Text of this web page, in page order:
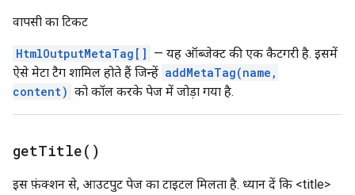
वापसी का टिकट
HtmlOutputMetaTag[] — यह ऑब्जेक्ट की एक कैटगरी है. इसमें
ऐसे मेटा टैग शामिल होते हैं जिन्हें addMetaTag(name,
content) को कॉल करके पेज में जोड़ा गया है.
getTitle( )
इस फ़ंक्शन से, आउटपुट पेज का टाइटल मिलता है. ध्यान दें कि <title>